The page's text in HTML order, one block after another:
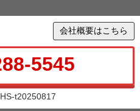
会社概要はこちら
5545
t20250817